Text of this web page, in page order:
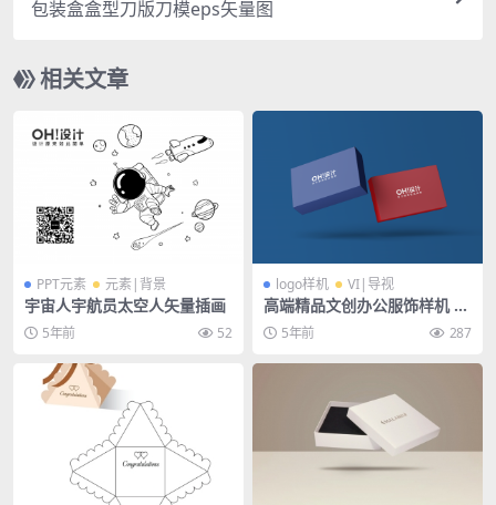
包装盒盒型刀版刀模eps矢量图
相关文章
PPT元素 元素|背景
宇宙人宇航员太空人矢量插画
5年前 52
logo样机 VI|导视
高端精品文创办公服饰样机 —
包装盒名片盒方盒
5年前 287